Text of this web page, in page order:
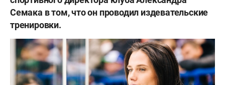
Семака в том, что он проводил издевательские
тренировки.